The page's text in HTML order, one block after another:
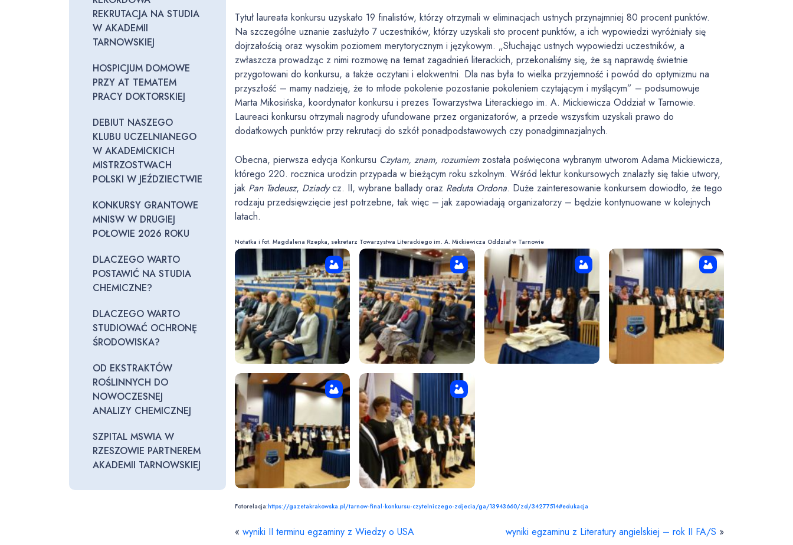
REKRUTACJA NA STUDIA
W AKADEMII
TARNOWSKIEJ
HOSPICJUM DOMOWE
PRZY AT TEMATEM
PRACY DOKTORSKIEJ
DEBIUT NASZEGO
KLUBU UCZELNIANEGO
W AKADEMICKICH
MISTRZOSTWACH
POLSKI W JEŹDZIECTWIE
KONKURSY GRANTOWE
MNISW W DRUGIEJ
POŁOWIE 2026 ROKU
DLACZEGO WARTO
POSTAWIĆ NA STUDIA
CHEMICZNE?
DLACZEGO WARTO
STUDIOWAĆ OCHRONĘ
ŚRODOWISKA?
OD EKSTRAKTÓW
ROŚLINNYCH DO
NOWOCZESNEJ
ANALIZY CHEMICZNEJ
SZPITAL MSWIA W
RZESZOWIE PARTNEREM
AKADEMII TARNOWSKIEJ
Tytuł laureata konkursu uzyskało 19 finalistów, którzy otrzymali w eliminacjach ustnych przynajmniej 80 procent punktów.
Na szczególne uznanie zasłużyło 7 uczestników, którzy uzyskali sto procent punktów, a ich wypowiedzi wyróżniały się
dojrzałością oraz wysokim poziomem merytorycznym i językowym. „Słuchając ustnych wypowiedzi uczestników, a
zwłaszcza prowadząc z nimi rozmowę na temat zagadnień literackich, przekonaliśmy się, że są naprawdę świetnie
przygotowani do konkursu, a także oczytani i elokwentni. Dla nas była to wielka przyjemność i powód do optymizmu na
przyszłość – mamy nadzieję, że to młode pokolenie pozostanie pokoleniem czytającym i myślącym” – podsumowuje
Marta Mikosińska, koordynator konkursu i prezes Towarzystwa Literackiego im. A. Mickiewicza Oddział w Tarnowie.
Laureaci konkursu otrzymali nagrody ufundowane przez organizatorów, a przede wszystkim uzyskali prawo do
dodatkowych punktów przy rekrutacji do szkół ponadpodstawowych czy ponadgimnazjalnych.
Obecna, pierwsza edycja Konkursu Czytam, znam, rozumiemzostała poświęcona wybranym utworom Adama Mickiewicza,
którego 220. rocznica urodzin przypada w bieżącym roku szkolnym. Wśród lektur konkursowych znalazły się takie utwory,
jak Pan Tadeusz, Dziadycz. II, wybrane ballady oraz Reduta Ordona. Duże zainteresowanie konkursem dowiodło, że tego
rodzaju przedsięwzięcie jest potrzebne, tak więc – jak zapowiadają organizatorzy – będzie kontynuowane w kolejnych
latach.
Notatka i fot. Magdalena Rzepka, sekretarz Towarzystwa Literackiego im. A. Mickiewicza Oddział w Tarnowie
Fotorelacja:https://gazetakrakowska.pl/tarnow-final-konkursu-czytelniczego-zdjecia/ga/13943660/zd/34277514#edukacja
«wyniki II terminu egzaminy z Wiedzy o USA wyniki egzaminu z Literatury angielskiej – rok II FA/S »